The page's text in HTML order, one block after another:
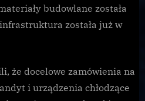
budowlane została
została już w
że docelowe zamówienia na
i urządzenia chłodzące